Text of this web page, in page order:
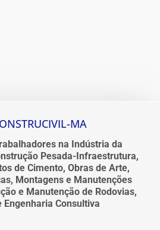
MA
na Indústria da
Pesada-Infraestrutura,
de Cimento, Obras de Arte,
Montagens e Manutenções
e Manutenção de Rodovias,
Engenharia Consultiva